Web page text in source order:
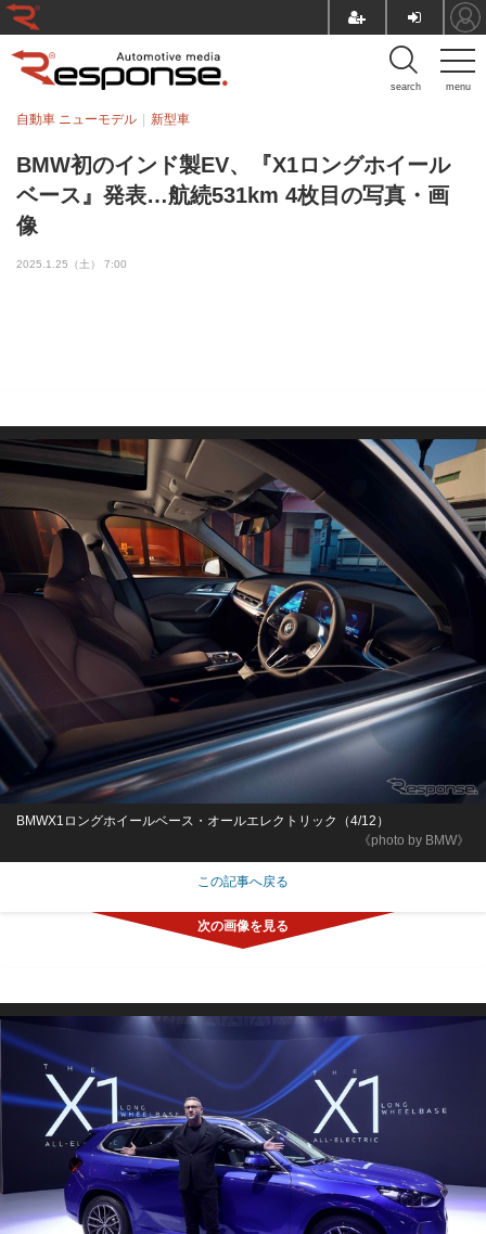
menu
search
BMW初のインド製EV、『X1ロングホイール
ベース』発表…航続531km 4枚目の写真・画
像
自動車 ニューモデル 新型車
2025.1.25（土） 7:00
《photo by BMW》
BMWX1ロングホイールベース・オールエレクトリック（4/12）
この記事へ戻る